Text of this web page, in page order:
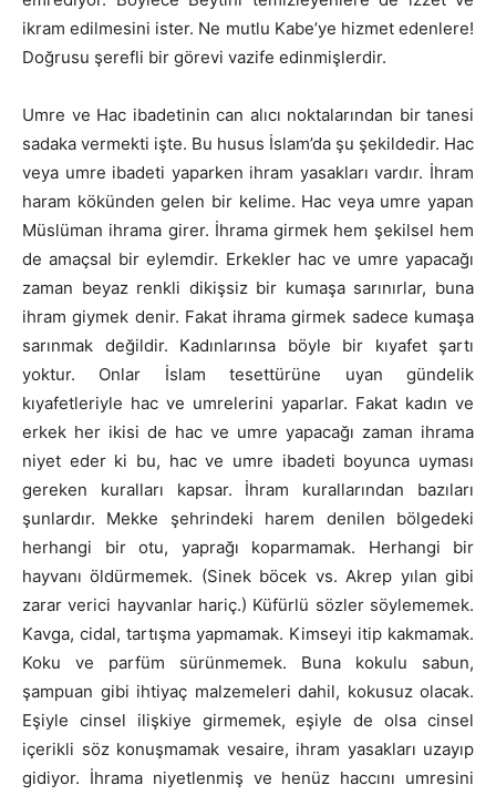
ikram edilmesini ister. Ne mutlu Kabe’ye hizmet edenlere!
Doğrusu şerefli bir görevi vazife edinmişlerdir.
Umre ve Hac ibadetinin can alıcı noktalarından bir tanesi
sadaka vermekti işte. Bu husus İslam’da şu şekildedir. Hac
veya umre ibadeti yaparken ihram yasakları vardır. İhram
haram kökünden gelen bir kelime. Hac veya umre yapan
Müslüman ihrama girer. İhrama girmek hem şekilsel hem
de amaçsal bir eylemdir. Erkekler hac ve umre yapacağı
zaman beyaz renkli dikişsiz bir kumaşa sarınırlar, buna
ihram giymek denir. Fakat ihrama girmek sadece kumaşa
sarınmak değildir. Kadınlarınsa böyle bir kıyafet şartı
yoktur. Onlar İslam tesettürüne uyan gündelik
kıyafetleriyle hac ve umrelerini yaparlar. Fakat kadın ve
erkek her ikisi de hac ve umre yapacağı zaman ihrama
niyet eder ki bu, hac ve umre ibadeti boyunca uyması
gereken kuralları kapsar. İhram kurallarından bazıları
şunlardır. Mekke şehrindeki harem denilen bölgedeki
herhangi bir otu, yaprağı koparmamak. Herhangi bir
hayvanı öldürmemek. (Sinek böcek vs. Akrep yılan gibi
zarar verici hayvanlar hariç.) Küfürlü sözler söylememek.
Kavga, cidal, tartışma yapmamak. Kimseyi itip kakmamak.
Koku ve parfüm sürünmemek. Buna kokulu sabun,
şampuan gibi ihtiyaç malzemeleri dahil, kokusuz olacak.
Eşiyle cinsel ilişkiye girmemek, eşiyle de olsa cinsel
içerikli söz konuşmamak vesaire, ihram yasakları uzayıp
gidiyor. İhrama niyetlenmiş ve henüz haccını umresini